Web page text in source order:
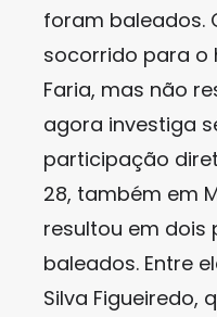
foram baleados.
socorrido para o
Faria, mas não
agora investiga
participação
28, também em
resultou em dois
baleados. Entre
Silva Figueiredo,